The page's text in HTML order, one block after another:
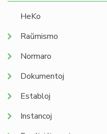
HeKo
Raŭmismo
Normaro
Dokumentoj
Establoj
Instancoj